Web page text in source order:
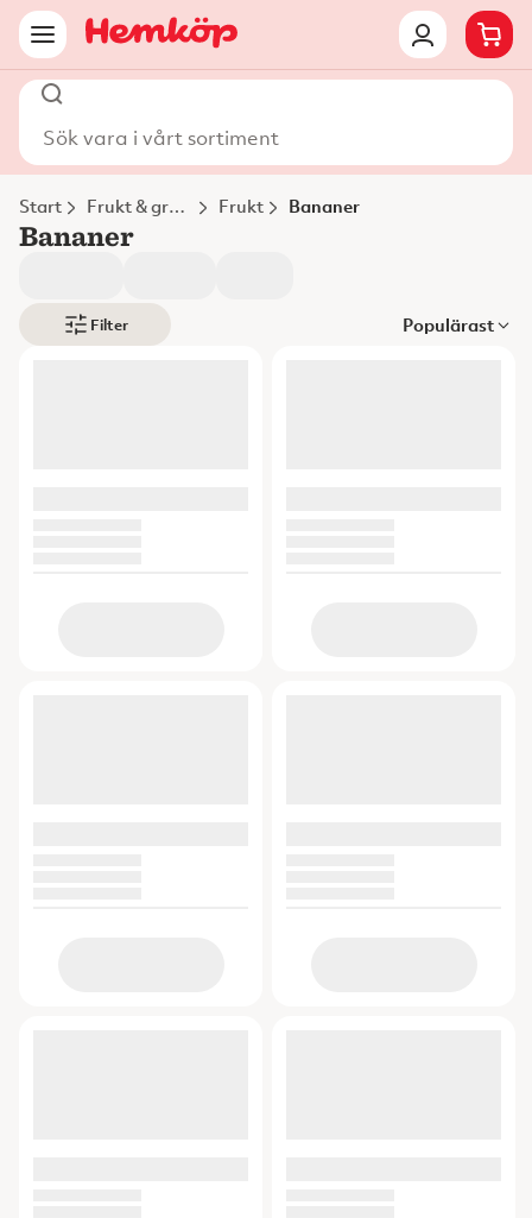
Start Frukt & grönt Frukt Bananer
Bananer
Filter Populärast